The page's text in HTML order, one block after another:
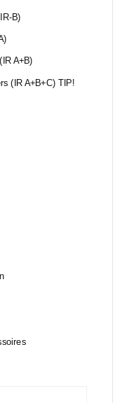
B)
A+B)
(IR A+B+C) TIP!